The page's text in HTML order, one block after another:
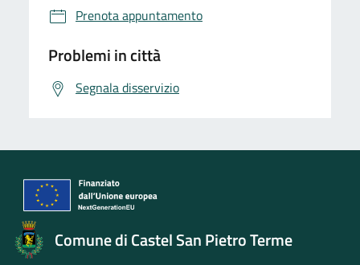
Prenota appuntamento
Problemi in città
Segnala disservizio
Comune di Castel San Pietro Terme